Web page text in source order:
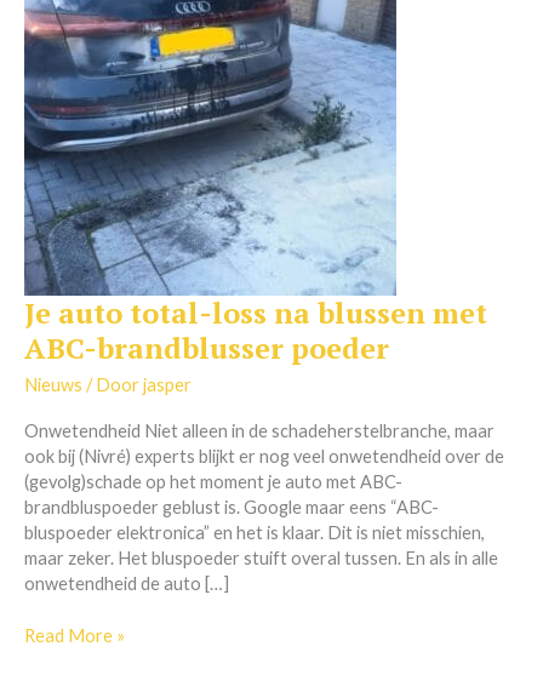
Je auto total-loss na blussen met
ABC-brandblusser poeder
Nieuws / Doorjasper
Onwetendheid Niet alleen in de schadeherstelbranche, maar
ook bij (Nivré) experts blijkt er nog veel onwetendheid over de
(gevolg)schade op het moment je auto met ABC-
brandbluspoeder geblust is. Google maar eens “ABC-
bluspoeder elektronica” en het is klaar. Dit is niet misschien,
maar zeker. Het bluspoeder stuift overal tussen. En als in alle
onwetendheid de auto […]
Je
auto
total-
loss
blussen
met
ABC-
brandblusser
poeder
Read More »